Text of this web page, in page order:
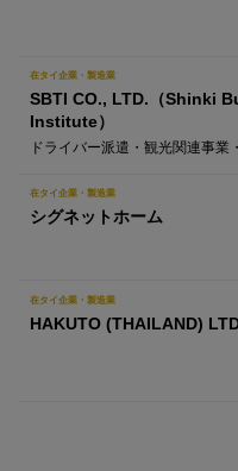
在タイ企業・製造業
SBTI CO., LTD.（Shinki
Institute）
ドライバー派遣・観光関連事業
在タイ企業・製造業
シグネットホーム
在タイ企業・製造業
HAKUTO (THAILAND)